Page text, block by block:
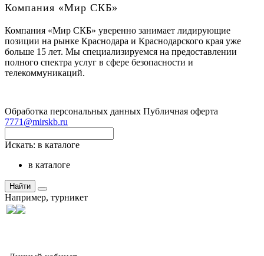
Компания «Мир СКБ»
Компания «Мир СКБ» уверенно занимает лидирующие
позиции на рынке Краснодара и Краснодарского края уже
больше 15 лет. Мы специализируемся на предоставлении
полного спектра услуг в сфере безопасности и
телекоммуникаций.
Обработка персональных данных Публичная оферта
7771@mirskb.ru
Искать: в каталоге
в каталоге
Найти
Например, турникет